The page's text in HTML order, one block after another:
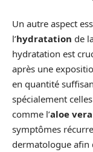
Un autre aspect
l’hydratation de
hydratation est
après une
en quantité
spécialement
comme l’aloe vera
symptômes
dermatologue afin